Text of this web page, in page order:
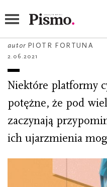
autor PIOTR FORTUNA
2.06.2021
Niektóre platformy
potężne, że pod
zaczynają
ich ujarzmienia